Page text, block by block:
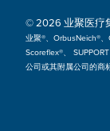
© 2026 业聚医疗
业聚®、OrbusNeich®、
Scoreflex®、
公司或其附属公司的商标